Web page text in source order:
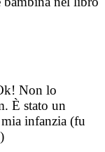
Non lo
È stato un
infanzia (fu